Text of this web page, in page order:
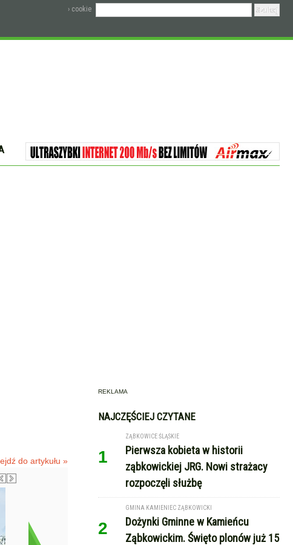
› cookie
do artykułu »
REKLAMA
NAJCZĘŚCIEJ CZYTANE
1
ZĄBKOWICE ŚLĄSKIE
Pierwsza kobieta w historii
ząbkowickiej JRG. Nowi strażacy
rozpoczęli służbę
2
GMINA KAMIENIEC ZĄBKOWICKI
Dożynki Gminne w Kamieńcu
Ząbkowickim. Święto plonów już 15